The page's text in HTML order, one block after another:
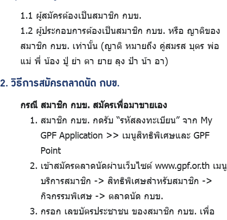
1.1 ผู้สมัครต้องเป็นสมาชิก กบข.
1.2 ผู้ประกอบการต้องเป็นสมาชิก กบข. หรือ ญาติของ
สมาชิก กบข. เท่านั้น (ญาติ หมายถึง คู่สมรส บุตร พ่อ
แม่ พี่ น้อง ปู่ ย่า ตา ยาย ลุง ป้า น้า อา)
2. วิธีการสมัครตลาดนัด กบข.
กรณี สมาชิก กบข. สมัครเพื่อมาขายเอง
สมาชิก กบข. กดรับ “รหัสลงทะเบียน” จาก My
GPF Application >> เมนูสิทธิพิเศษและ GPF
Point
เข้าสมัครตลาดนัดผ่านเว็บไซต์ www.gpf.or.th เมนู
บริการสมาชิก -> สิทธิพิเศษสำหรับสมาชิก ->
กิจกรรมพิเศษ -> ตลาดนัด กบข.
กรอก เลขบัตรประชาชน ของสมาชิก กบข. เพื่อ